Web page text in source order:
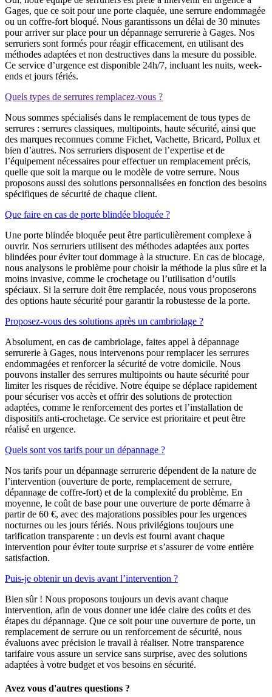
Gages, que ce soit pour une porte claquée, une serrure endommagée
ou un coffre-fort bloqué. Nous garantissons un délai de 30 minutes
pour arriver sur place pour un dépannage serrurerie à Gages. Nos
serruriers sont formés pour réagir efficacement, en utilisant des
méthodes adaptées et non destructives dans la mesure du possible.
Ce service d’urgence est disponible 24h/7, incluant les nuits, week-
ends et jours fériés.
Quels types de serrures remplacez-vous ?
Nous sommes spécialisés dans le remplacement de tous types de
serrures : serrures classiques, multipoints, haute sécurité, ainsi que
des marques reconnues comme Fichet, Vachette, Bricard, Pollux et
bien d’autres. Nos serruriers disposent de l’expertise et de
l’équipement nécessaires pour effectuer un remplacement précis,
quelle que soit la marque ou le modèle de votre serrure. Nous
proposons aussi des solutions personnalisées en fonction des besoins
spécifiques de sécurité de chaque client.
Que faire en cas de porte blindée bloquée ?
Une porte blindée bloquée peut être particulièrement complexe à
ouvrir. Nos serruriers utilisent des méthodes adaptées aux portes
blindées pour éviter tout dommage à la structure. En cas de blocage,
nous analysons le problème pour choisir la méthode la plus sûre et la
moins invasive, comme le crochetage ou l’utilisation d’outils
spéciaux. Si la serrure doit être remplacée, nous vous proposerons
des options haute sécurité pour garantir la robustesse de la porte.
Proposez-vous des solutions après un cambriolage ?
Absolument, en cas de cambriolage, faites appel à dépannage
serrurerie à Gages, nous intervenons pour remplacer les serrures
endommagées et renforcer la sécurité de votre domicile. Nous
pouvons installer des serrures multipoints ou haute sécurité pour
limiter les risques de récidive. Notre équipe se déplace rapidement
pour sécuriser vos accès et offrir des solutions de protection
adaptées, comme le renforcement des portes et l’installation de
dispositifs anti-crochetage. Ce service est prioritaire et peut être
réalisé en urgence.
Quels sont vos tarifs pour un dépannage ?
Nos tarifs pour un dépannage serrurerie dépendent de la nature de
l’intervention (ouverture de porte, remplacement de serrure,
dépannage de coffre-fort) et de la complexité du problème. En
moyenne, le coût de base pour une ouverture de porte démarre à
partir de 60 €, avec des majorations possibles pour les urgences
nocturnes ou les jours fériés. Nous privilégions toujours une
tarification transparente : un devis est fourni avant chaque
intervention pour éviter toute surprise et s’assurer de votre entière
satisfaction.
Puis-je obtenir un devis avant l’intervention ?
Bien sûr ! Nous proposons toujours un devis avant chaque
intervention, afin de vous donner une idée claire des coûts et des
étapes du dépannage. Que ce soit pour une ouverture de porte, un
remplacement de serrure ou un renforcement de sécurité, nous
évaluons avec précision le travail à réaliser. Notre transparence
tarifaire vous assure un service sans surprise, avec des solutions
adaptées à votre budget et vos besoins en sécurité.
Avez vous d'autres questions ?